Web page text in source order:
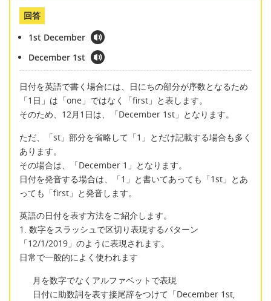
回答
1st December
December 1st
日付を英語で書く場合には、日にちの部分が序数となるため
「1日」は「one」ではなく「first」と表します。
そのため、12月1日は、「December 1st」となります。
ただ、「st」部分を省略して「1」とだけ記載する場合も多く
あります。
その場合は、「December 1」となります。
日付を発音する場合は、「1」と書いてあっても「1st」とあ
っても「first」と発音します。
英語の日付を表す方法をご紹介します。
1. 数字をスラッシュで区切り表現するパターン
「12/1/2019」のように表現されます。
日常で一般的によく使われます
月を数字でなくアルファベットで表現
日付に助数詞を表す接尾辞をつけて「December 1st,